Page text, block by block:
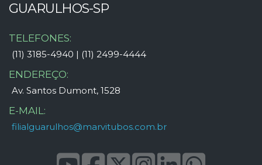
GUARULHOS-SP
TELEFONES:
(11) 3185-4940 | (11) 2499-4444
ENDEREÇO:
Av. Santos Dumont, 1528
E-MAIL:
filialguarulhos@marvitubos.com.br